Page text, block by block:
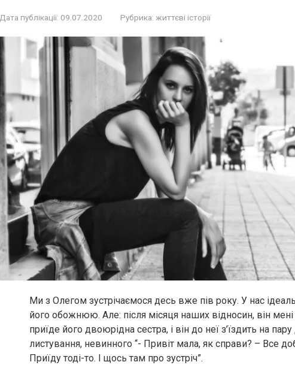
Дата публікації: 09.07.2020 Рубрика: життєві історії
Ми з Олегом зустрічаємося десь вже пів року. У нас
його обожнюю. Але: після місяця наших відносин, він
приїде його двоюрідна сестра, і він до неї з’їздить на
листування, невинного “- Привіт мала, як справи? – Все
Приїду тоді-то. І щось там про зустріч”.